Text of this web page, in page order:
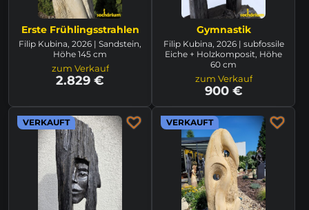
Erste Frühlingsstrahlen
Filip Kubina, 2026 | Sandstein,
Höhe 145 cm
zum Verkauf
2.829 €
Gymnastik
Filip Kubina, 2026 | subfossile
Eiche + Holzkomposit, Höhe
60 cm
zum Verkauf
900 €
VERKAUFT VERKAUFT